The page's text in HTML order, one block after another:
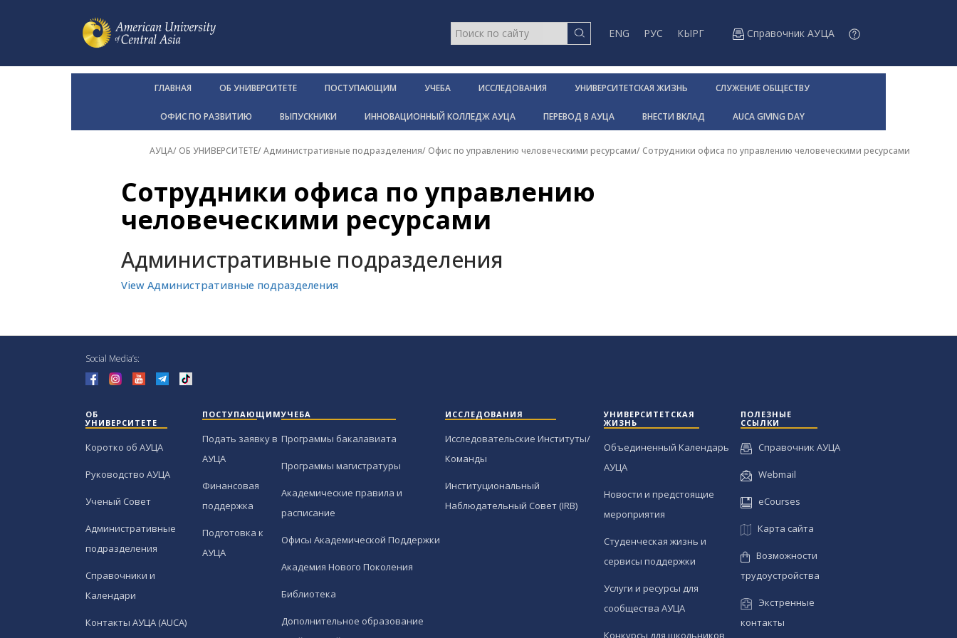
ENG РУС КЫРГ Справочник АУЦА
ГЛАВНАЯ ОБ УНИВЕРСИТЕТЕ ПОСТУПАЮЩИМ УЧЕБА ИССЛЕДОВАНИЯ УНИВЕРСИТЕТСКАЯ ЖИЗНЬ СЛУЖЕНИЕ ОБЩЕСТВУ
ОФИС ПО РАЗВИТИЮ ВЫПУСКНИКИ ИННОВАЦИОННЫЙ КОЛЛЕДЖ АУЦА ПЕРЕВОД В АУЦА ВНЕСТИ ВКЛАД AUCA GIVING DAY
АУЦА/ ОБ УНИВЕРСИТЕТЕ/Административные подразделения/ Офис по управлению человеческими ресурсами/ Сотрудники офиса по управлению человеческими ресурсами
Сотрудники офиса по управлению
человеческими ресурсами
Административные подразделения
View Административные подразделения
Social Media’s:
ОБ
УНИВЕРСИТЕТЕ
Коротко об АУЦА
Руководство АУЦА
Ученый Совет
Административные
подразделения
Справочники и
Календари
Контакты АУЦА (AUCA)
ПОСТУПАЮЩИМ
Подать заявку в
АУЦА
Финансовая
поддержка
Подготовка к
АУЦА
УЧЕБА
Программы бакалавиата
Программы магистратуры
Академические правила и
расписание
Офисы Академической Поддержки
Академия Нового Поколения
Библиотека
Дополнительное образование
ИССЛЕДОВАНИЯ
Исследовательские Институты/
Команды
Институциональный
Наблюдательный Совет (IRB)
УНИВЕРСИТЕТСКАЯ
ЖИЗНЬ
Объединенный Календарь
АУЦА
Новости и предстоящие
мероприятия
Студенческая жизнь и
сервисы поддержки
Услуги и ресурсы для
сообщества АУЦА
Конкурсы для школьников
ПОЛЕЗНЫЕ
ССЫЛКИ
Справочник АУЦА
Webmail
eCourses
Карта сайта
Возможности
трудоустройства
Экстренные
контакты